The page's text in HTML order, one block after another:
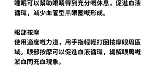
睡眠可以幫助眼睛得到充分嘅休息，促進血液
循環，減少血管型黑眼圈嘅形成。
眼部按摩
使用適度嘅力道，用手指輕輕打圈按摩眼周區
域。眼部按摩可以促進血液循環，緩解眼周嘅
淤血同充血現象。